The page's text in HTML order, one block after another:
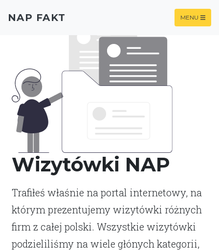
Wizytówki NAP
Trafiłeś właśnie na portal internetowy, na
którym prezentujemy wizytówki różnych
firm z całej polski. Wszystkie wizytówki
podzieliliśmy na wiele głónych kategorii,
NAP FAKT MENU